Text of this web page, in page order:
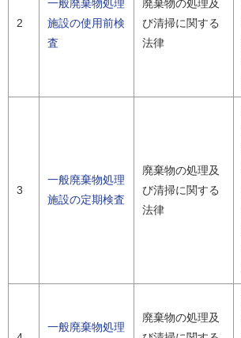
2
一般廃棄物処理
施設の使用前検
査
廃棄物の処理及
び清掃に関する
法律
3
一般廃棄物処理
施設の定期検査
廃棄物の処理及
び清掃に関する
法律
一般廃棄物処理
廃棄物の処理及